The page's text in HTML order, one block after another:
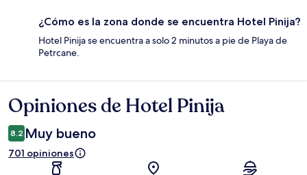
¿Cómo es la zona donde se encuentra Hotel Pinija?
Hotel Pinija se encuentra a solo 2 minutos a pie de Playa de
Petrcane.
Opiniones
Opiniones de Hotel Pinija
8.2 Muy bueno
701 opiniones